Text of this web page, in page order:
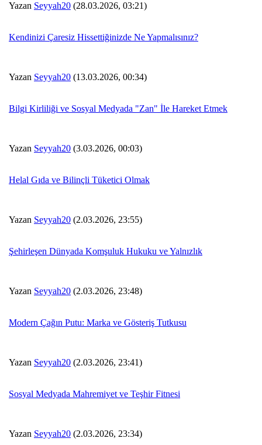
Yazan Seyyah20 (28.03.2026, 03:21)
Kendinizi Çaresiz Hissettiğinizde Ne Yapmalısınız?
Yazan Seyyah20 (13.03.2026, 00:34)
Bilgi Kirliliği ve Sosyal Medyada "Zan" İle Hareket Etmek
Yazan Seyyah20 (3.03.2026, 00:03)
Helal Gıda ve Bilinçli Tüketici Olmak
Yazan Seyyah20 (2.03.2026, 23:55)
Şehirleşen Dünyada Komşuluk Hukuku ve Yalnızlık
Yazan Seyyah20 (2.03.2026, 23:48)
Modern Çağın Putu: Marka ve Gösteriş Tutkusu
Yazan Seyyah20 (2.03.2026, 23:41)
Sosyal Medyada Mahremiyet ve Teşhir Fitnesi
Yazan Seyyah20 (2.03.2026, 23:34)